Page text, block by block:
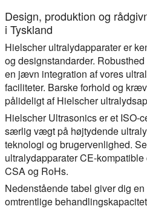
Design, produktion og
i Tyskland
Hielscher ultralydapparater er
og designstandarder.
en jævn integration af vores
faciliteter. Barske forhold og
pålideligt af Hielscher
Hielscher Ultrasonics er et ISO-
særlig vægt på højtydende
teknologi og brugervenlighed.
ultralydapparater CE-
CSA og RoHs.
Nedenstående tabel giver dig
omtrentlige